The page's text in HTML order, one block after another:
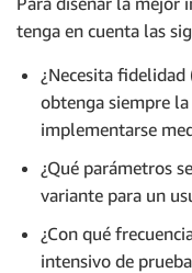
tenga en cuenta las
¿Necesita
obtenga siempre
implementarse
¿Qué parámetros
variante para un
¿Con qué
intensivo de